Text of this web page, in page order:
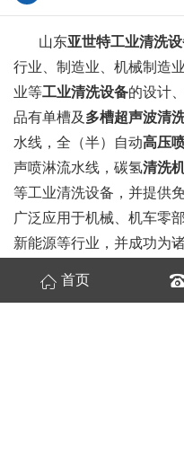
山东亚世特工业清洗
行业、制造业、机械制造
业等工业清洗设备的设计
品有单槽及 多槽超声波清
水线，全（半）自动高压
声喷淋流水线，碳氢清洗
等工业清洗设备，并提供
广泛应用于机械、机车零
新能源等行业，并成功为
向的企业，亚世特具有标
首页